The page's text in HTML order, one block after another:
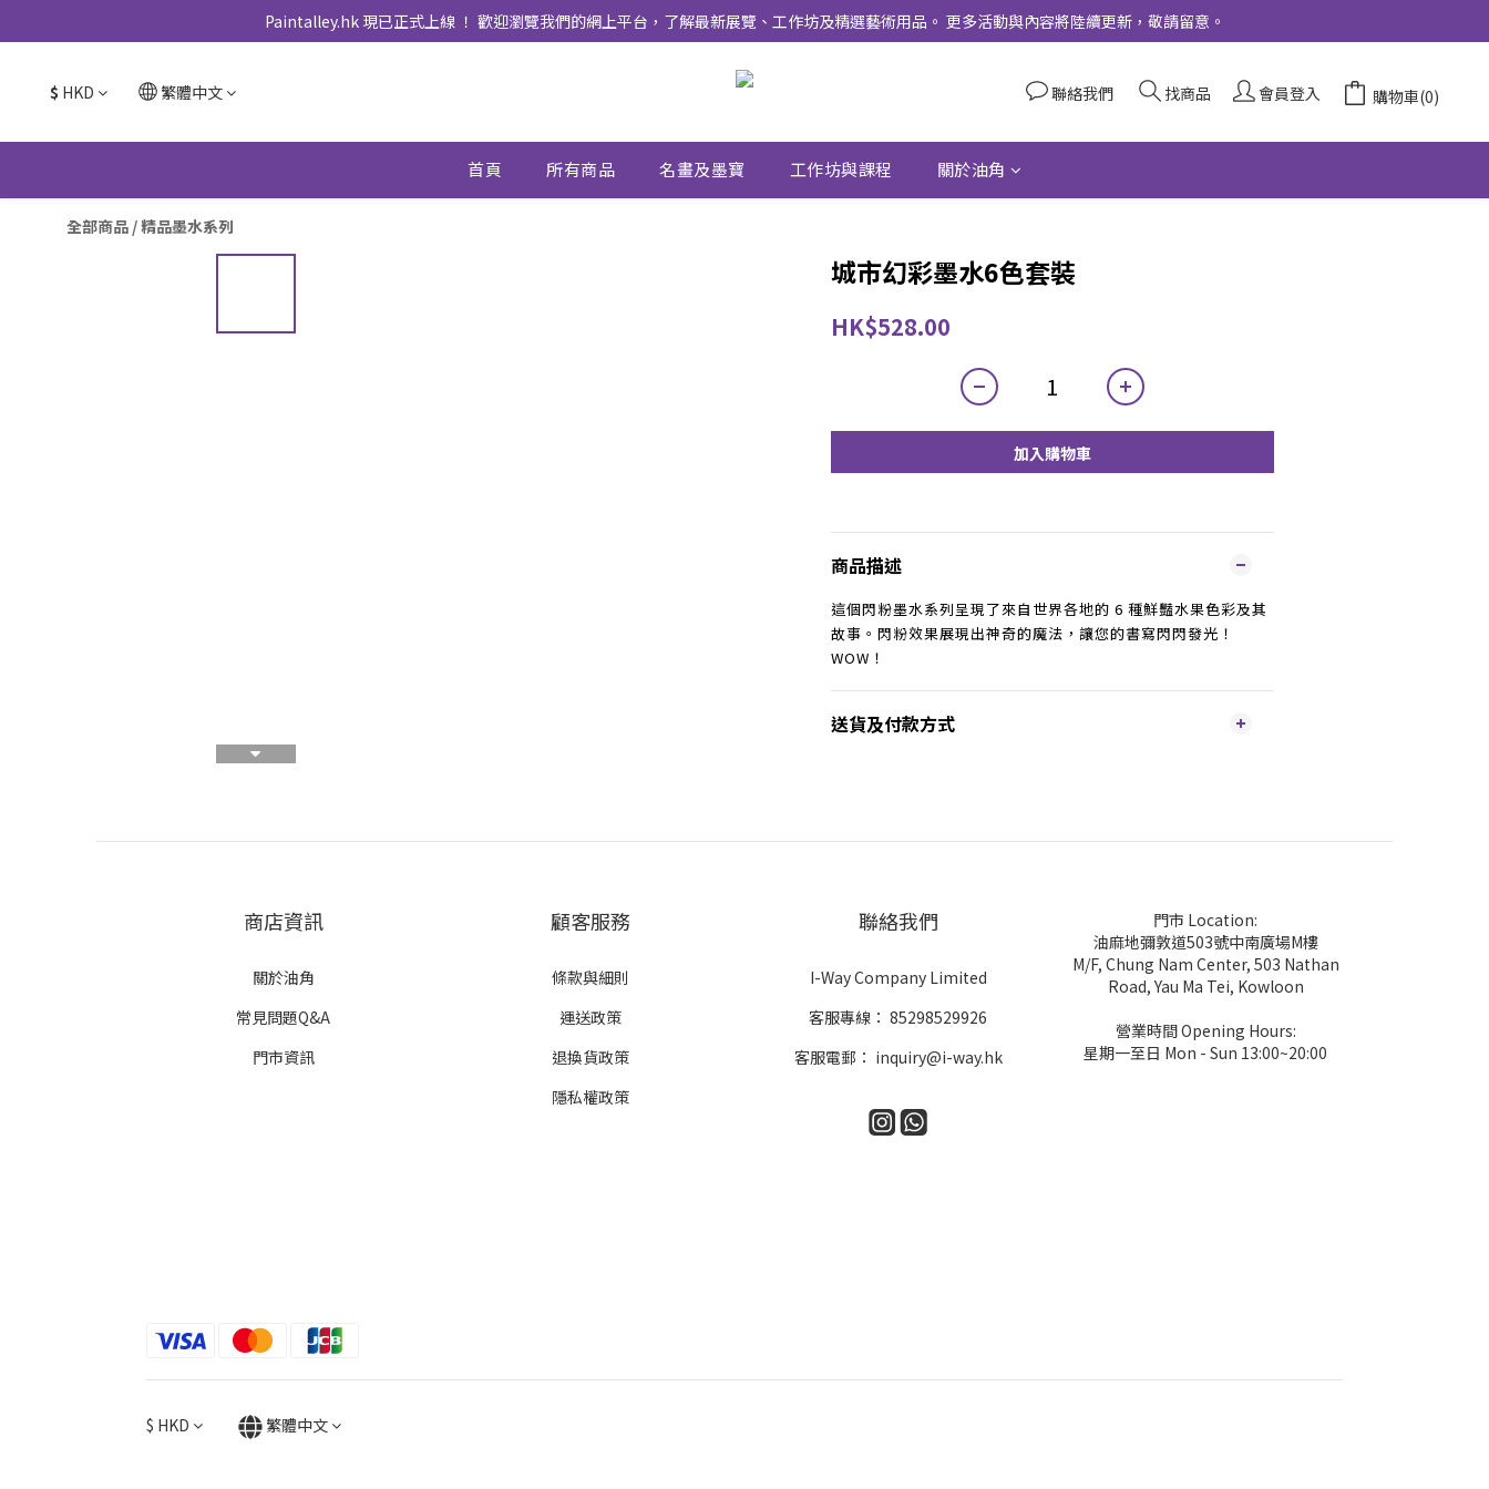
Paintalley.hk 現已正式上線 ！ 歡迎瀏覽我們的網上平台，了解最新展覽、工作坊及精選藝術用品。 更多活動與內容將陸續更新，敬請留意。
$ HKD 繁體中文 聯絡我們 找商品 會員登入 購物車(0)
首頁 所有商品 名畫及墨寶 工作坊與課程 關於油角
全部商品 /精品墨水系列
城市幻彩墨水6色套裝
HK$528.00
加入購物車
商品描述
這個閃粉墨水系列呈現了來自世界各地的 6 種鮮豔水果色彩及其
故事。閃粉效果展現出神奇的魔法，讓您的書寫閃閃發光！
WOW！
送貨及付款方式
商店資訊
關於油角
常見問題Q&A
門市資訊
顧客服務
條款與細則
運送政策
退換貨政策
隱私權政策
聯絡我們
I-Way Company Limited
客服專線：85298529926
客服電郵： inquiry@i-way.hk
門市 Location:
油麻地彌敦道503號中南廣場M樓
M/F, Chung Nam Center, 503 Nathan
Road, Yau Ma Tei, Kowloon
營業時間 Opening Hours:
星期一至日 Mon - Sun 13:00~20:00
$ HKD 繁體中文